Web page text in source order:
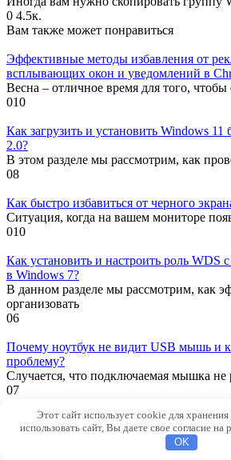
0 4.5к.
Вам также может понравиться
Эффективные методы избавления от
всплывающих окон и уведомлений в
Весна – отличное время для того, чтобы
010
Как загрузить и установить Windows
2.0?
В этом разделе мы рассмотрим, как
08
Как быстро избавиться от черного
Ситуация, когда на вашем мониторе
010
Как установить и настроить роль
в Windows 7?
В данном разделе мы рассмотрим, как
организовать
06
Почему ноутбук не видит USB мышь и
проблему?
Случается, что подключаемая мышка не
07
Как запустить Windows 11 в
При возникновении неполадок в
Этот сайт использует cookie для
использовать сайт, Вы даете свое согласие на
OK